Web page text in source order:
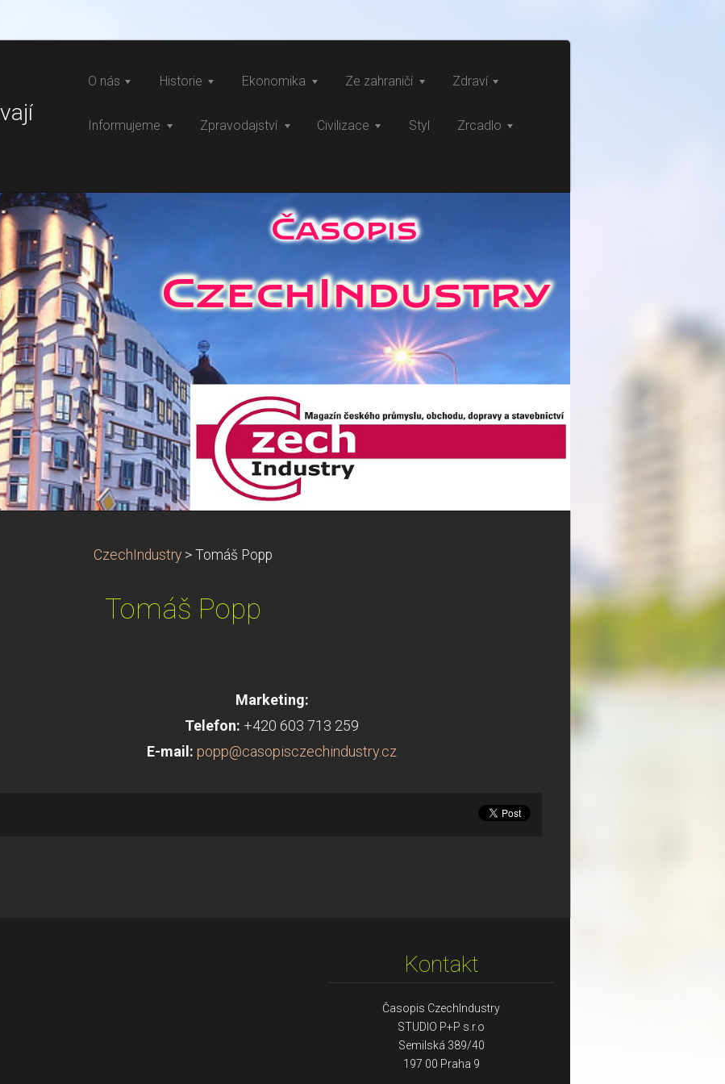
O nás Historie Ekonomika Ze zahraničí Zdraví
Informujeme Zpravodajství Civilizace Styl Zrcadlo
CzechIndustry > Tomáš Popp
Tomáš Popp
Marketing:
Telefon: +420 603 713 259
E-mail: popp@casopisczechindustry.cz
Kontakt
Časopis CzechIndustry
STUDIO P+P s.r.o
Semilská 389/40
197 00 Praha 9